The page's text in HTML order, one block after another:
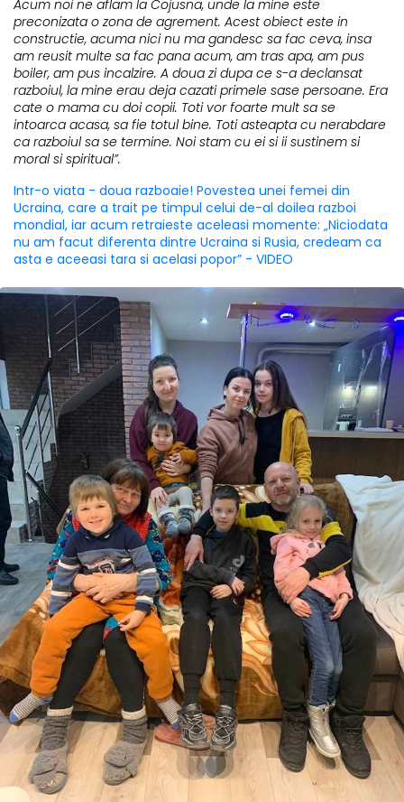
Acum noi ne aflam la Cojusna, unde la mine este
preconizata o zona de agrement. Acest obiect este in
constructie, acuma nici nu ma gandesc sa fac ceva, insa
am reusit multe sa fac pana acum, am tras apa, am pus
boiler, am pus incalzire. A doua zi dupa ce s-a declansat
razboiul, la mine erau deja cazati primele sase persoane. Era
cate o mama cu doi copii. Toti vor foarte mult sa se
intoarca acasa, sa fie totul bine. Toti asteapta cu nerabdare
ca razboiul sa se termine. Noi stam cu ei si ii sustinem si
moral si spiritual”.
Intr-o viata - doua razboaie! Povestea unei femei din
Ucraina, care a trait pe timpul celui de-al doilea razboi
mondial, iar acum retraieste aceleasi momente: „Niciodata
nu am facut diferenta dintre Ucraina si Rusia, credeam ca
asta e aceeasi tara si acelasi popor” - VIDEO